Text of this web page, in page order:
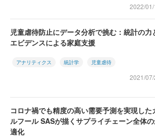
2022/01/
児童虐待防止にデータ分析で挑む：統計の力
エビデンスによる家庭支援
アナリティクス 統計学 児童虐待
2021/
コロナ禍でも精度の高い需要予測を実現した
ルフール SASが描くサプライチェーン全体
適化